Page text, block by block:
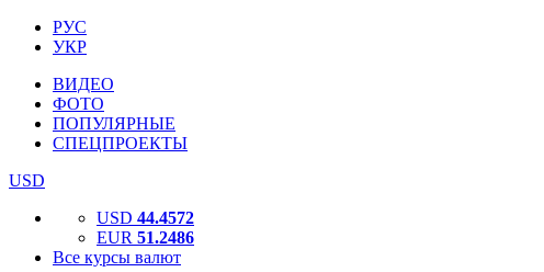
РУС
УКР
ВИДЕО
ФОТО
ПОПУЛЯРНЫЕ
СПЕЦПРОЕКТЫ
USD
USD 44.4572
EUR 51.2486
Все курсы валют